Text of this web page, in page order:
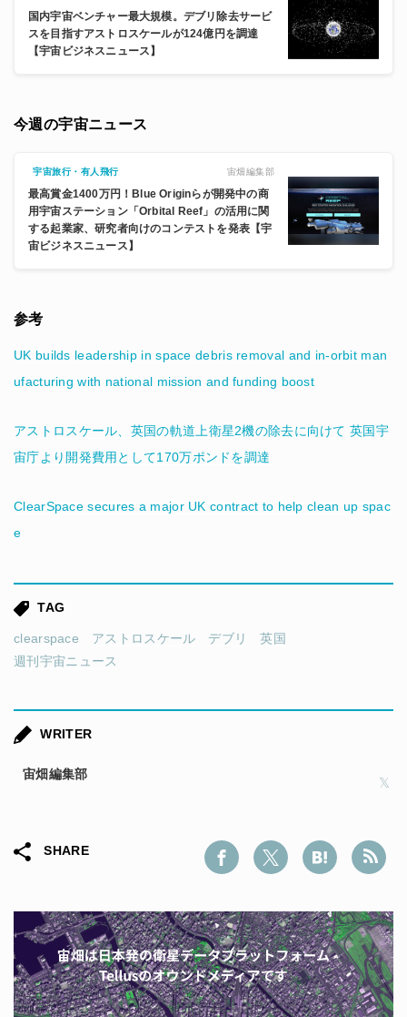
国内宇宙ベンチャー最大規模。デブリ除去サービ
スを目指すアストロスケールが124億円を調達
【宇宙ビジネスニュース】
今週の宇宙ニュース
宇宙旅行・有人飛行 宙畑編集部
最高賞金1400万円！Blue Originらが開発中の商
用宇宙ステーション「Orbital Reef」の活用に関
する起業家、研究者向けのコンテストを発表【宇
宙ビジネスニュース】
参考
UK builds leadership in space debris removal and in-orbit man
ufacturing with national mission and funding boost
アストロスケール、英国の軌道上衛星2機の除去に向けて 英国宇
宙庁より開発費用として170万ポンドを調達
ClearSpace secures a major UK contract to help clean up spac
e
TAG
clearspace アストロスケール デブリ
英国
週刊宇宙ニュース
WRITER
宙畑編集部
SHARE